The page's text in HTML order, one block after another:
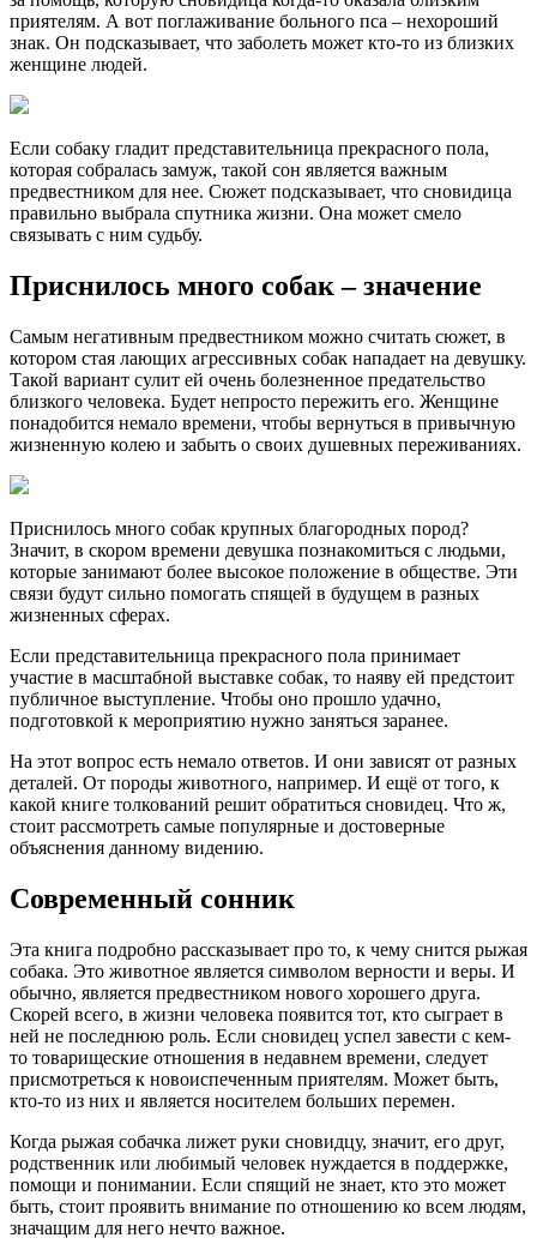
приятелям. А вот поглаживание больного пса – нехороший
знак. Он подсказывает, что заболеть может кто-то из близких
женщине людей.
Если собаку гладит представительница прекрасного пола,
которая собралась замуж, такой сон является важным
предвестником для нее. Сюжет подсказывает, что сновидица
правильно выбрала спутника жизни. Она может смело
связывать с ним судьбу.
Приснилось много собак – значение
Самым негативным предвестником можно считать сюжет, в
котором стая лающих агрессивных собак нападает на девушку.
Такой вариант сулит ей очень болезненное предательство
близкого человека. Будет непросто пережить его. Женщине
понадобится немало времени, чтобы вернуться в привычную
жизненную колею и забыть о своих душевных переживаниях.
Приснилось много собак крупных благородных пород?
Значит, в скором времени девушка познакомиться с людьми,
которые занимают более высокое положение в обществе. Эти
связи будут сильно помогать спящей в будущем в разных
жизненных сферах.
Если представительница прекрасного пола принимает
участие в масштабной выставке собак, то наяву ей предстоит
публичное выступление. Чтобы оно прошло удачно,
подготовкой к мероприятию нужно заняться заранее.
На этот вопрос есть немало ответов. И они зависят от разных
деталей. От породы животного, например. И ещё от того, к
какой книге толкований решит обратиться сновидец. Что ж,
стоит рассмотреть самые популярные и достоверные
объяснения данному видению.
Современный сонник
Эта книга подробно рассказывает про то, к чему снится рыжая
собака. Это животное является символом верности и веры. И
обычно, является предвестником нового хорошего друга.
Скорей всего, в жизни человека появится тот, кто сыграет в
ней не последнюю роль. Если сновидец успел завести с кем-
то товарищеские отношения в недавнем времени, следует
присмотреться к новоиспеченным приятелям. Может быть,
кто-то из них и является носителем больших перемен.
Когда рыжая собачка лижет руки сновидцу, значит, его друг,
родственник или любимый человек нуждается в поддержке,
помощи и понимании. Если спящий не знает, кто это может
быть, стоит проявить внимание по отношению ко всем людям,
значащим для него нечто важное.